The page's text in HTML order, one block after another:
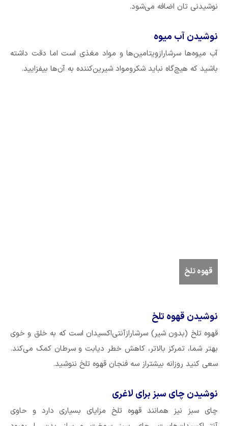
نوشیدنی‌ تان اضافه می‌شود.
نوشیدن آب میوه
آب میوه‌ها سرشارازویتامین‌ها و مواد مغذی است اما دقت داشته
باشید که هیچ‌گاه نباید شکرومواد شیرین‌کننده به آن‌ها بیفزایید.
قهوه تلخ
نوشیدن قهوه تلخ
قهوه تلخ (بدون شیر) سرشارازآنتی‌اکسیدان است که به خلق و خوی
بهتر شما، تمرکز بالاتر، کاهش خطر دیابت و سرطان کمک می‌کند.
سعی کنید روزانه بیشتراز سه فنجان قهوه تلخ ننوشید.
نوشیدن چای سبز برای لاغری
چای سبز نیز همانند قهوه تلخ مزایای بسیاری دارد و حاوی